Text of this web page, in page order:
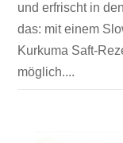
und erfrischt in
das: mit einem
Kurkuma Saft-
möglich....